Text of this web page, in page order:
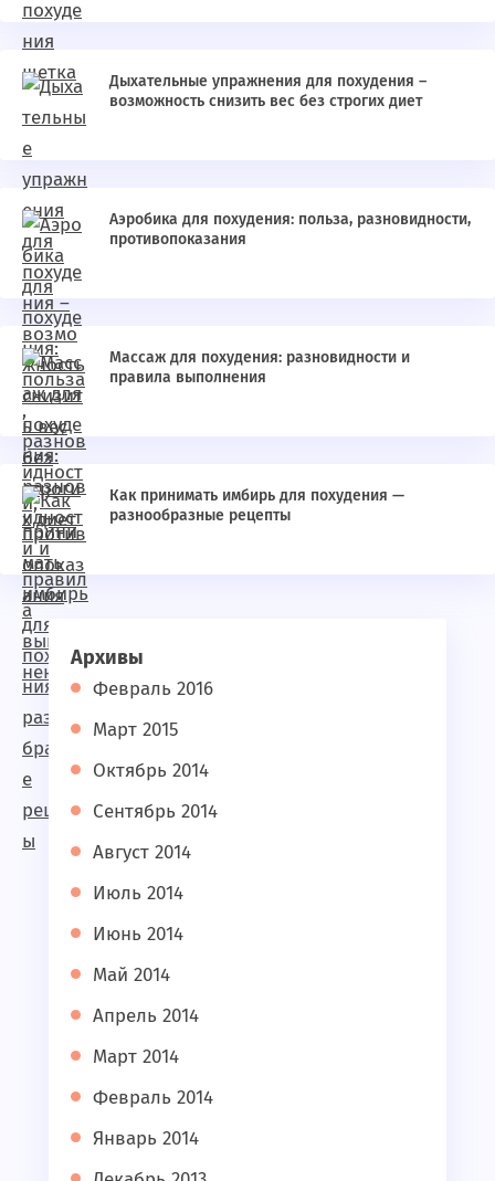
Дыхательные упражнения для похудения –
возможность снизить вес без строгих диет
Аэробика для похудения: польза, разновидности,
противопоказания
Массаж для похудения: разновидности и
правила выполнения
Как принимать имбирь для похудения —
разнообразные рецепты
Архивы
Февраль 2016
Март 2015
Октябрь 2014
Сентябрь 2014
Август 2014
Июль 2014
Июнь 2014
Май 2014
Апрель 2014
Март 2014
Февраль 2014
Январь 2014